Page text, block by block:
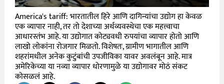
America's tariff: भारतातील हिरे आणि दागिन्यांचा उद्योग हा केवळ
एक व्यापार नाही, तर तो देशाच्या अर्थव्यवस्थेचा एक महत्त्वाचा
आधारस्तंभ आहे. या उद्योगात कोट्यवधी रुपयांचा व्यापार होतो आणि
लाखो लोकांना रोजगार मिळतो. विशेषतः, ग्रामीण भागातील आणि
शहरांमधील अनेक कुटुंबांची उपजीविका यावर अवलंबून आहे. मात्र
अमेरिकेच्या या नव्या व्यापार धोरणामुळे या उद्योगावर मोठं संकट
कोसळलं आहे.